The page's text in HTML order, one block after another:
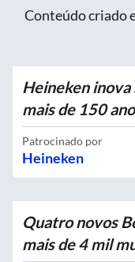
Conteúdo criado
Heineken
mais de 150
Patrocinado por
Heineken
Quatro novos
mais de 4 mil